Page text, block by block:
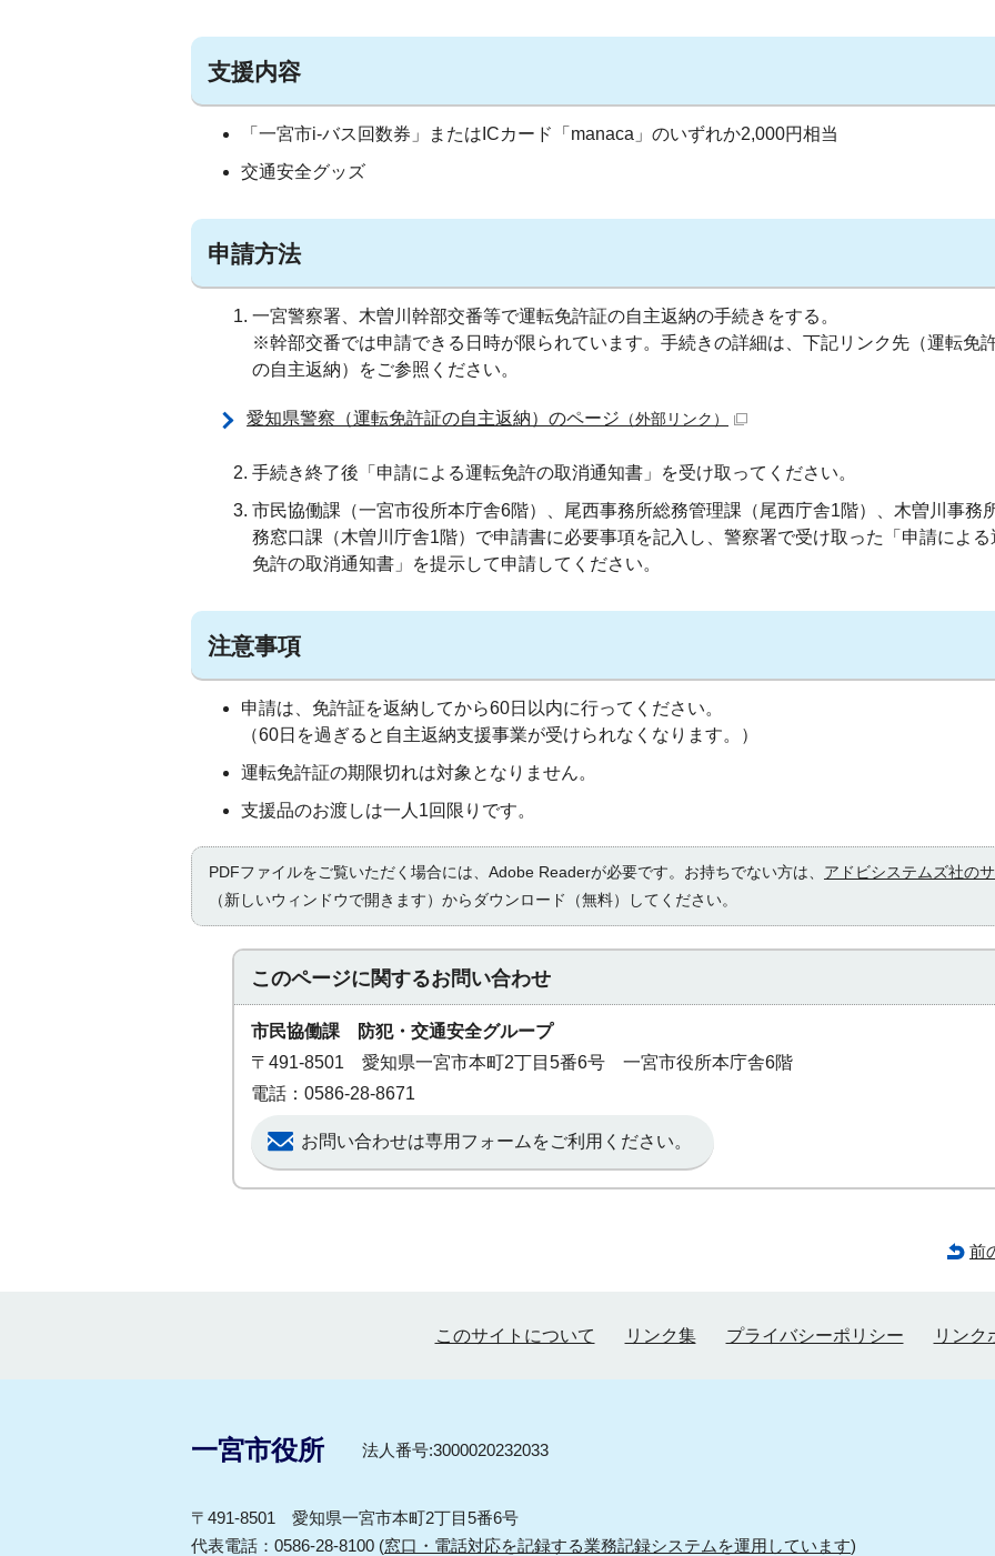
支援内容
「一宮市i-バス回数券」またはICカード「manaca」のいずれか2,000円相当
交通安全グッズ
申請方法
一宮警察署、木曽川幹部交番等で運転免許証の自主返納の手続きをする。
※幹部交番では申請できる日時が限られています。手続きの詳細は、下記リンク先（運転免
の自主返納）をご参照ください。
愛知県警察（運転免許証の自主返納）のページ （外部リンク）
手続き終了後「申請による運転免許の取消通知書」を受け取ってください。
市民協働課（一宮市役所本庁舎6階）、尾西事務所総務管理課（尾西庁舎1階）、木曽川事務
務窓口課（木曽川庁舎1階）で申請書に必要事項を記入し、警察署で受け取った「申請による
免許の取消通知書」を提示して申請してください。
注意事項
申請は、免許証を返納してから60日以内に行ってください。
（60日を過ぎると自主返納支援事業が受けられなくなります。）
運転免許証の期限切れは対象となりません。
支援品のお渡しは一人1回限りです。
PDFファイルをご覧いただく場合には、Adobe Readerが必要です。お持ちでない方は、 アドビシステムズ社の
（新しいウィンドウで開きます）からダウンロード（無料）してください。
このページに関するお問い合わせ
市民協働課 防犯・交通安全グループ
〒491-8501 愛知県一宮市本町2丁目5番6号 一宮市役所本庁舎6階
電話：0586-28-8671
お問い合わせは専用フォームをご利用ください。
前
このサイトについて リンク集 プライバシーポリシー リンク
一宮市役所 法人番号:3000020232033
〒491-8501 愛知県一宮市本町2丁目5番6号
代表電話：0586-28-8100 (窓口・電話対応を記録する業務記録システムを運用しています)